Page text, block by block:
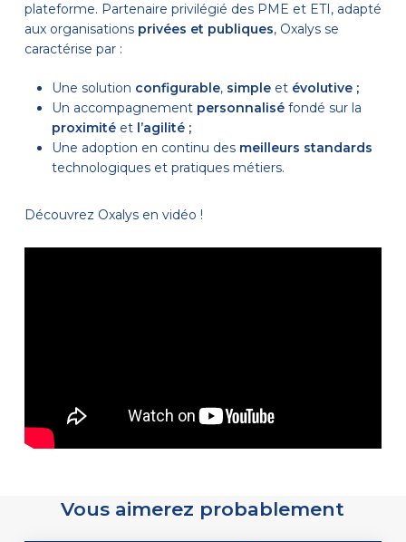
plateforme. Partenaire privilégié des PME et ETI, adapté
aux organisations privées et publiques, Oxalys se
caractérise par :
Une solution configurable, simpleet évolutive ;
Un accompagnement personnaliséfondé sur la
proximitéet l’agilité ;
Une adoption en continu des meilleurs standards
technologiques et pratiques métiers.
Découvrez Oxalys en vidéo !
Vous aimerez probablement